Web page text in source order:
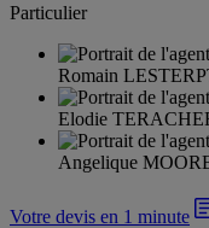
Particulier
Romain
Elodie
Angelique
Votre devis en 1 minute